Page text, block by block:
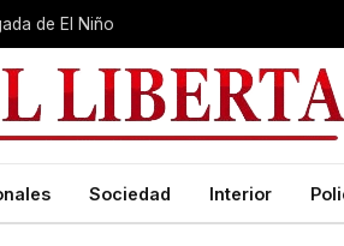
de El Niño
Sociedad Interior